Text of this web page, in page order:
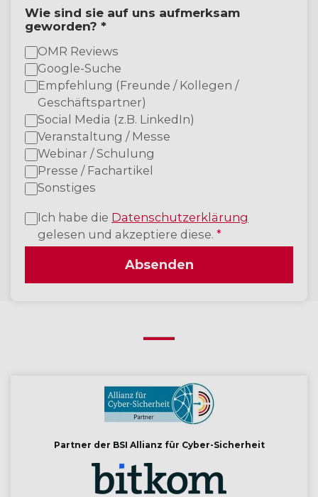
Wie sind sie auf uns aufmerksam
geworden? *
OMR Reviews
Google-Suche
Empfehlung (Freunde / Kollegen /
Geschäftspartner)
Social Media (z.B. LinkedIn)
Veranstaltung / Messe
Webinar / Schulung
Presse / Fachartikel
Sonstiges
Ich habe die Datenschutzerklärung
gelesen und akzeptiere diese. *
Absenden
Partner der BSI Allianz für Cyber-Sicherheit